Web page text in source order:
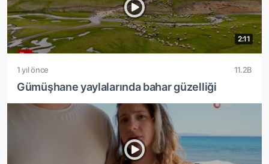
2:11
1 yıl önce 11.2B
Gümüşhane yaylalarında bahar güzelliği